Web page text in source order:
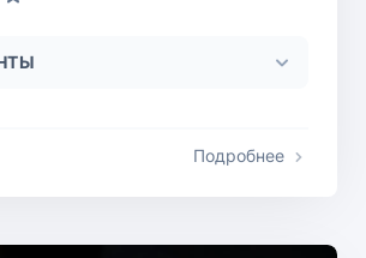
Подробнее